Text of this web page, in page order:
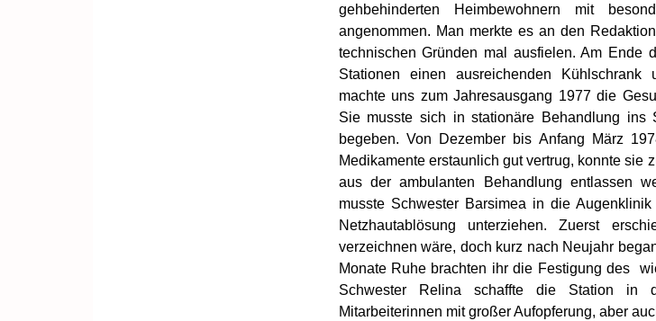
gehbehinderten Heimbewohnern mit
angenommen. Man merkte es an den
technischen Gründen mal ausfielen. Am Ende
Stationen einen ausreichenden Kühlschrank
machte uns zum Jahresausgang 1977 die
Sie musste sich in stationäre Behandlung ins
begeben. Von Dezember bis Anfang März
Medikamente erstaunlich gut vertrug, konnte sie
aus der ambulanten Behandlung entlassen
musste Schwester Barsimea in die
Netzhautablösung unterziehen. Zuerst
verzeichnen wäre, doch kurz nach Neujahr
Monate Ruhe brachten ihr die Festigung des
Schwester Relina schaffte die Station in
Mitarbeiterinnen mit großer Aufopferung, aber